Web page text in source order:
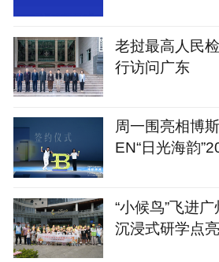
老挝最高人民
行访问广东
周一围亮相博
EN“日光海韵
“小候鸟”飞进
沉浸式研学点